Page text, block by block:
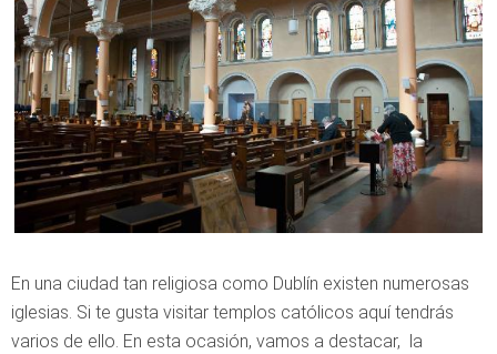
En una ciudad tan religiosa como Dublín existen numerosas
iglesias. Si te gusta visitar templos católicos aquí tendrás
varios de ello. En esta ocasión, vamos a destacar, la